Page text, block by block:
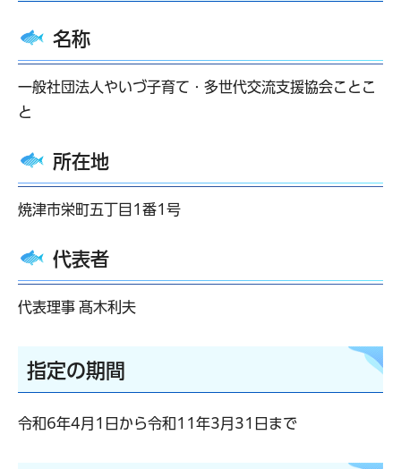
名称
一般社団法人やいづ子育て・多世代交流支援協会ことこ
と
所在地
焼津市栄町五丁目1番1号
代表者
代表理事 髙木利夫
指定の期間
令和6年4月1日から令和11年3月31日まで